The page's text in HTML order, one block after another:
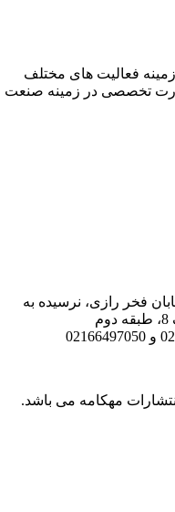
زمینه فعالیت های مختلف
تخصصی در زمینه صنعت
فخر رازی، نرسیده به
مهکامه می باشد.